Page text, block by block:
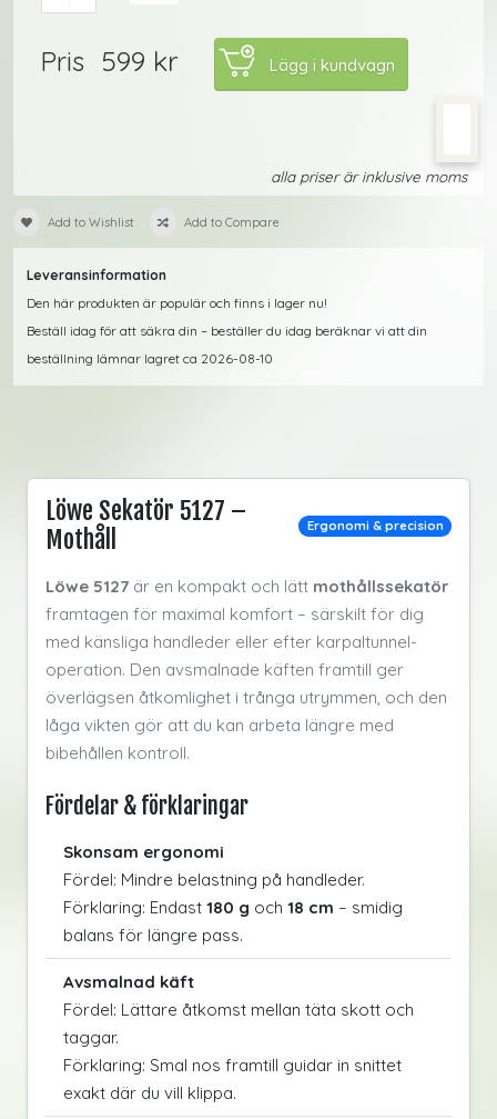
Pris 599 kr
alla priser är inklusive moms
Add to Wishlist Add to Compare
Leveransinformation
Den här produkten är populär och finns i lager nu!
Beställ idag för att säkra din – beställer du idag beräknar vi att din
beställning lämnar lagret ca 2026-08-10
Löwe Sekatör 5127 –
Mothåll
Ergonomi & precision
Löwe 5127 är en kompakt och lätt mothållssekatör
framtagen för maximal komfort – särskilt för dig
med känsliga handleder eller efter karpaltunnel-
operation. Den avsmalnade käften framtill ger
överlägsen åtkomlighet i trånga utrymmen, och den
låga vikten gör att du kan arbeta längre med
bibehållen kontroll.
Fördelar & förklaringar
Skonsam ergonomi
Fördel: Mindre belastning på handleder.
Förklaring: Endast 180 g och 18 cm – smidig
balans för längre pass.
Avsmalnad käft
Fördel: Lättare åtkomst mellan täta skott och
taggar.
Förklaring: Smal nos framtill guidar in snittet
exakt där du vill klippa.